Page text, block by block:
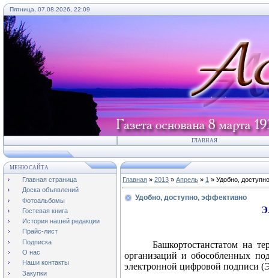
Пятница, 07.08.2026, 22:09
ГЛАВНАЯ
МЕНЮ САЙТА
Главная страница
Доска объявлений
Фотоальбомы
Гостевая книга
История нашей редакции
Прайс-лист
Подписка
О нас
Наши контакты
Закупки
Главная » 2013 » Апрель » 1 » Удобно,
Удобно, доступно, эффективно
Башкортостанстатом на
организаций и обособленных
электронной цифровой подписи